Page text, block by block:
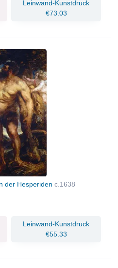
Leinwand-Kunstdruck
€73.03
der Hesperiden c.1638
Leinwand-Kunstdruck
€55.33